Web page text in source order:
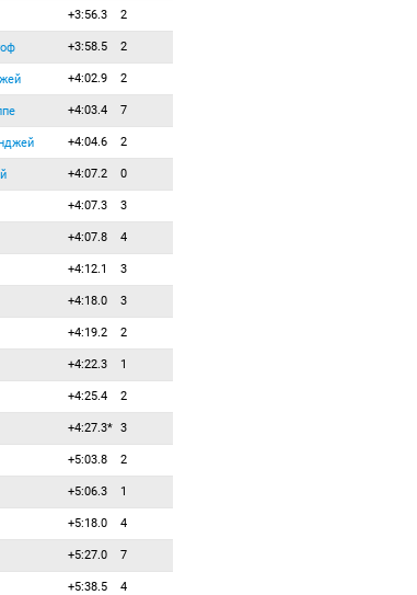
+3:56.3 2
+3:58.5 2
+4:02.9 2
+4:03.4 7
+4:04.6 2
+4:07.2 0
+4:07.3 3
+4:07.8 4
+4:12.1 3
+4:18.0 3
+4:19.2 2
+4:22.3 1
+4:25.4 2
+4:27.3* 3
+5:03.8 2
+5:06.3 1
+5:18.0 4
+5:27.0 7
+5:38.5 4